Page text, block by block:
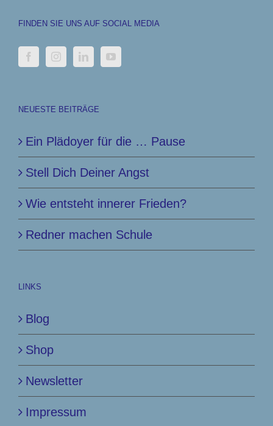
FINDEN SIE UNS AUF SOCIAL MEDIA
NEUESTE BEITRÄGE
Ein Plädoyer für die … Pause
Stell Dich Deiner Angst
Wie entsteht innerer Frieden?
Redner machen Schule
LINKS
Blog
Shop
Newsletter
Impressum